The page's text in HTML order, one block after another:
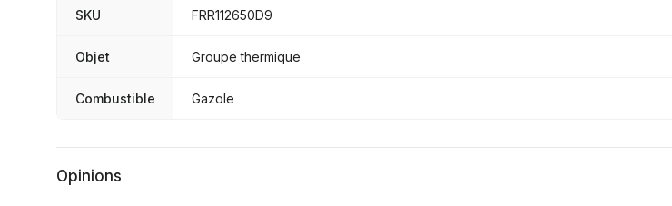
SKU FRR112650D9
Objet Groupe thermique
Combustible Gazole
Opinions